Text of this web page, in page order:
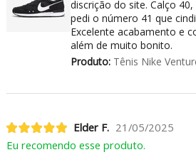
discrição do site. Calço
pedi o número 41 que
Excelente acabamento e
além de muito bonito.
Produto:Tênis Nike
Elder F. 21/05/2025
Eu recomendo esse produto.